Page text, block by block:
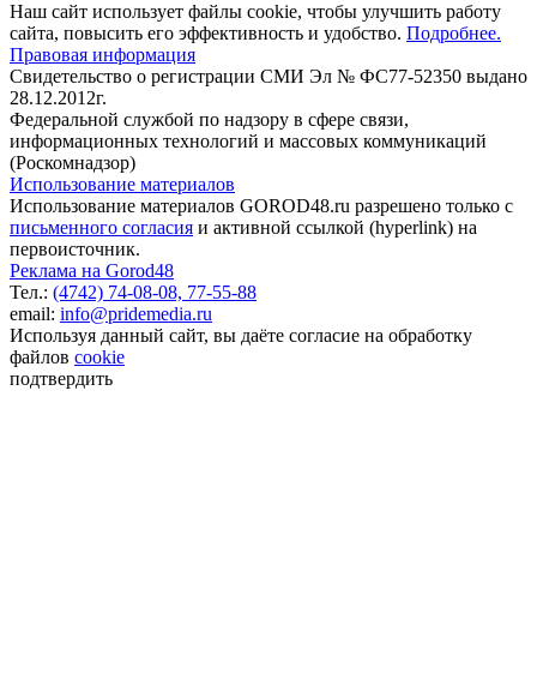
Наш сайт использует файлы cookie, чтобы улучшить работу
сайта, повысить его эффективность и удобство. Подробнее.
Правовая информация
Свидетельство о регистрации СМИ Эл № ФС77-52350 выдано
28.12.2012г.
Федеральной службой по надзору в сфере связи,
информационных технологий и массовых коммуникаций
(Роскомнадзор)
Использование материалов
Использование материалов GOROD48.ru разрешено только с
письменного согласия и активной ссылкой (hyperlink) на
первоисточник.
Реклама на Gorod48
Тел.: (4742) 74-08-08, 77-55-88
email: info@pridemedia.ru
Используя данный сайт, вы даёте согласие на обработку
файлов cookie
подтвердить